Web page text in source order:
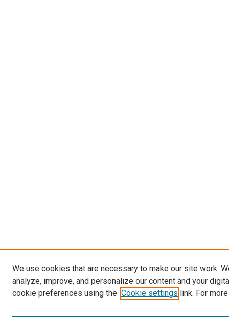
We use cookies that are necessary to make our site work.
analyze, improve, and personalize our content and your
cookie preferences using the Cookie settings link. For